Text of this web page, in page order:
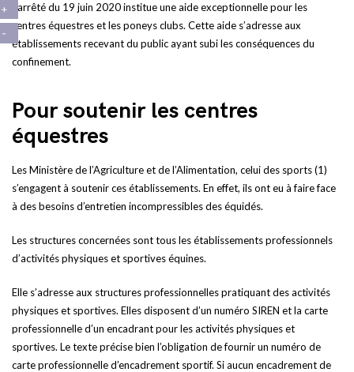
L’arrêté du 19 juin 2020 institue une aide exceptionnelle pour les
centres équestres et les poneys clubs. Cette aide s’adresse aux
établissements recevant du public ayant subi les conséquences du
confinement.
Pour soutenir les centres
équestres
Les Ministère de l’Agriculture et de l’Alimentation, celui des sports (1)
s’engagent à soutenir ces établissements. En effet, ils ont eu à faire face
à des besoins d’entretien incompressibles des équidés.
Les structures concernées sont tous les établissements professionnels
d’activités physiques et sportives équines.
Elle s’adresse aux structures professionnelles pratiquant des activités
physiques et sportives. Elles disposent d’un numéro SIREN et la carte
professionnelle d’un encadrant pour les activités physiques et
sportives. Le texte précise bien l’obligation de fournir un numéro de
carte professionnelle d’encadrement sportif. Si aucun encadrement de